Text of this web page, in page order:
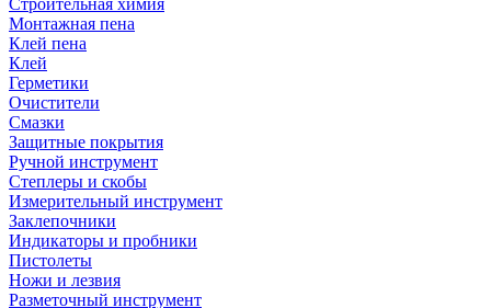
Строительная химия
Монтажная пена
Клей пена
Клей
Герметики
Очистители
Смазки
Защитные покрытия
Ручной инструмент
Степлеры и скобы
Измерительный инструмент
Заклепочники
Индикаторы и пробники
Пистолеты
Ножи и лезвия
Разметочный инструмент